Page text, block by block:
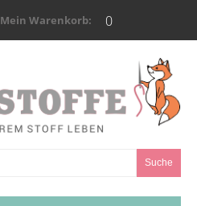
Mein Warenkorb: 0
Suche